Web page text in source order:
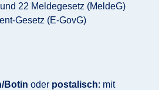
22 Meldegesetz (MeldeG)
Gesetz (E-GovG)
Botin oder postalisch: mit